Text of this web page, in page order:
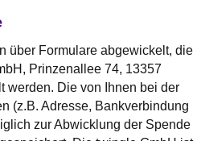
über Formulare abgewickelt, die
Prinzenallee 74, 13357
werden. Die von Ihnen bei der
(z.B. Adresse, Bankverbindung
zur Abwicklung der Spende